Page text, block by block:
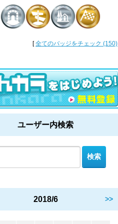
[全てのバッジをチェック (150)
ユーザー内検索
2018/6 >>